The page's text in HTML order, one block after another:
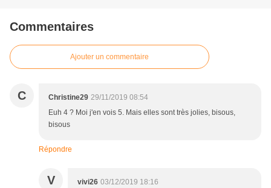
Commentaires
Ajouter un commentaire
C Christine29 29/11/2019 08:54
Euh 4 ? Moi j'en vois 5. Mais elles sont très jolies, bisous,
bisous
Répondre
V vivi26 03/12/2019 18:16